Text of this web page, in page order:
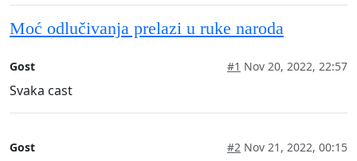
Moć odlučivanja prelazi u ruke naroda
Gost #1 Nov 20, 2022, 22:57
Svaka cast
Gost #2 Nov 21, 2022, 00:15